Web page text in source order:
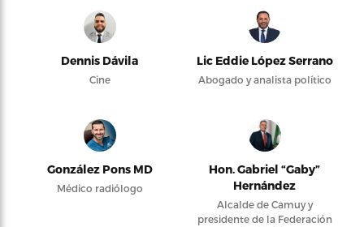
Dennis Dávila
Cine
Lic Eddie López Serrano
Abogado y analista político
González Pons MD
Médico radiólogo
Hon. Gabriel “Gaby”
Hernández
Alcalde de Camuy y
presidente de la Federación